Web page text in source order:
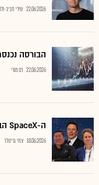
22.06.2026 שירי חביב-
הבורסה
22.06.2026 רם מורי
ה-SpaceX הבאה? שתי מניות חלל עם אפסייד של עד 61%
18.06.2026 צחי גרינולד